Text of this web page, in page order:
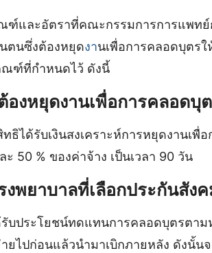
ฑ์และอัตราที่คณะกรรมการการแพท
ตนซึ่งต้องหยุดงานเพื่อการคลอดบุตรใ
ณฑ์ที่กำหนดไว้ ดังนี้
งหยุดงานเพื่อการคลอดบุ
ธิได้รับเงินสงเคราะห์การหยุดงานเพื่
ะ 50 % ของค่าจ้าง เป็นเวลา 90 วัน
พยาบาลที่เลือกประกันสัง
บประโยชน์ทดแทนการคลอดบุตรตา
ยไปก่อนแล้วนำมาเบิกภายหลัง ดังนั้น